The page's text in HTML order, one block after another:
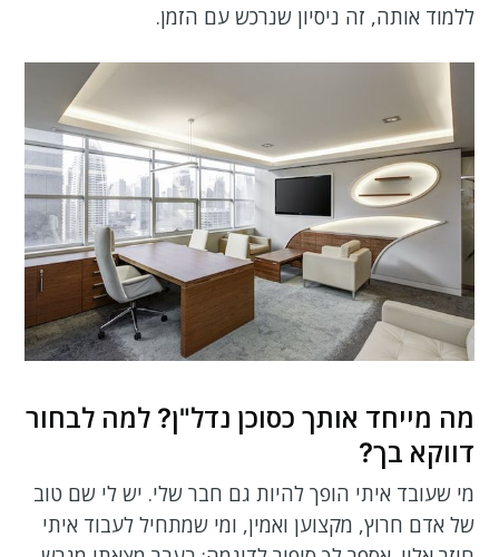
ללמוד אותה, זה ניסיון שנרכש עם הזמן.
מה מייחד אותך כסוכן נדל"ן? למה לבחור
דווקא בך?
מי שעובד איתי הופך להיות גם חבר שלי. יש לי שם טוב
של אדם חרוץ, מקצוען ואמין, ומי שמתחיל לעבוד איתי